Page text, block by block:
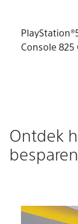
Console
Ontdek
besparen